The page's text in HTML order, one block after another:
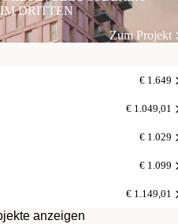
DRITTEN
Zum Projekt
€ 1.649
€ 1.049,01
€ 1.029
€ 1.099
€ 1.149,01
anzeigen